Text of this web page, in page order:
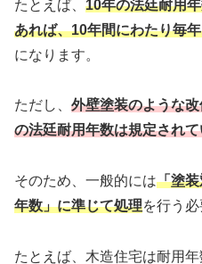
たとえば、 10年の法廷耐用
あれば、10年間にわたり毎
になります。
ただし、 外壁塗装のような
の法廷耐用年数は規定され
そのため、一般的には「塗
年数」に準じて処理を行う必
たとえば、木造住宅は耐用